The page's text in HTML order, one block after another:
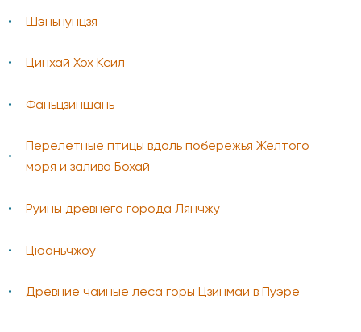
Шэньнунцзя
Цинхай Хох Ксил
Фаньцзиншань
Перелетные птицы вдоль побережья Желтого
моря и залива Бохай
Руины древнего города Лянчжу
Цюаньчжоу
Древние чайные леса горы Цзинмай в Пуэре